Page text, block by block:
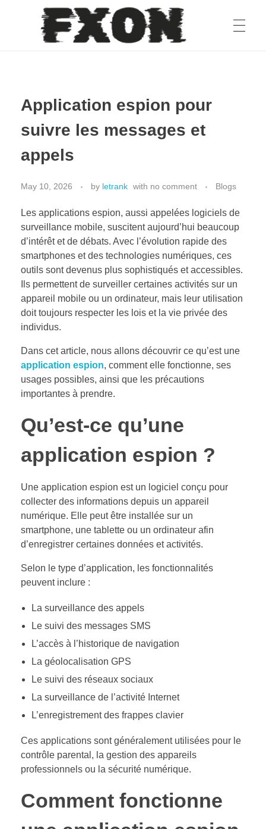
fxon
Application espion pour
suivre les messages et
appels
May 10, 2026 by letrank with no comment Blogs
Les applications espion, aussi appelées logiciels de
surveillance mobile, suscitent aujourd’hui beaucoup
d’intérêt et de débats. Avec l’évolution rapide des
smartphones et des technologies numériques, ces
outils sont devenus plus sophistiqués et accessibles.
Ils permettent de surveiller certaines activités sur un
appareil mobile ou un ordinateur, mais leur utilisation
doit toujours respecter les lois et la vie privée des
individus.
Dans cet article, nous allons découvrir ce qu’est une
application espion, comment elle fonctionne, ses
usages possibles, ainsi que les précautions
importantes à prendre.
Qu’est-ce qu’une
application espion ?
Une application espion est un logiciel conçu pour
collecter des informations depuis un appareil
numérique. Elle peut être installée sur un
smartphone, une tablette ou un ordinateur afin
d’enregistrer certaines données et activités.
Selon le type d’application, les fonctionnalités
peuvent inclure :
La surveillance des appels
Le suivi des messages SMS
L’accès à l’historique de navigation
La géolocalisation GPS
Le suivi des réseaux sociaux
La surveillance de l’activité Internet
L’enregistrement des frappes clavier
Ces applications sont généralement utilisées pour le
contrôle parental, la gestion des appareils
professionnels ou la sécurité numérique.
Comment fonctionne